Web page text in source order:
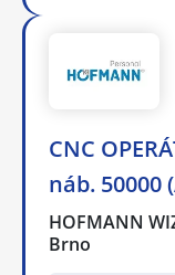
CNC
náb. 50000
HOFMANN
Brno